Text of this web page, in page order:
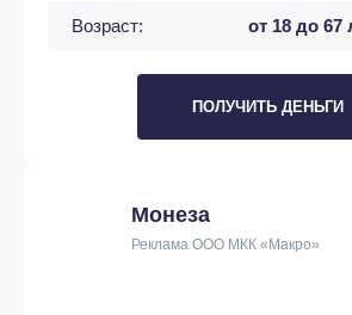
Возраст: от 18 до 67
ПОЛУЧИТЬ ДЕНЬГИ
Монеза
Реклама ООО МКК «Макро»